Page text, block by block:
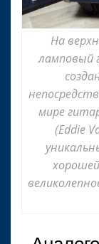
На
ламповый
мире
(Eddie